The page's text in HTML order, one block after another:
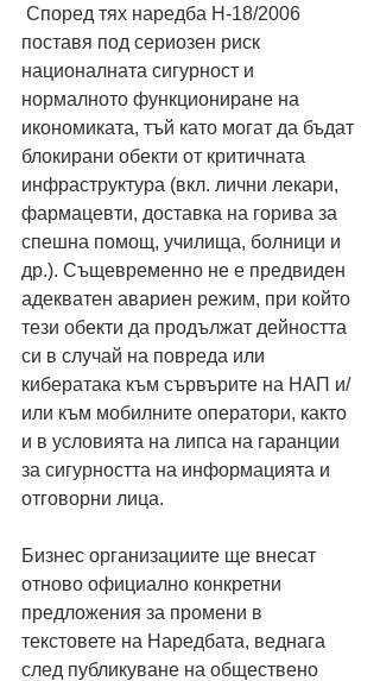
поставя под сериозен риск
националната сигурност и
нормалното функциониране на
икономиката, тъй като могат да бъдат
блокирани обекти от критичната
инфраструктура (вкл. лични лекари,
фармацевти, доставка на горива за
спешна помощ, училища, болници и
др.). Същевременно не е предвиден
адекватен авариен режим, при който
тези обекти да продължат дейността
си в случай на повреда или
кибератака към сървърите на НАП и/
или към мобилните оператори, както
и в условията на липса на гаранции
за сигурността на информацията и
отговорни лица.
Бизнес организациите ще внесат
отново официално конкретни
предложения за промени в
текстовете на Наредбата, веднага
след публикуване на обществено